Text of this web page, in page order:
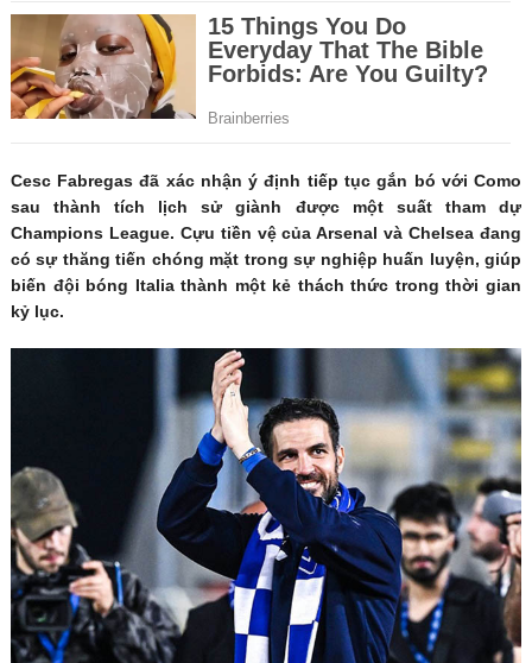
Cesc Fabregas đã xác nhận ý định tiếp tục gắn bó với Como
sau thành tích lịch sử giành được một suất tham dự
Champions League. Cựu tiền vệ của Arsenal và Chelsea đang
có sự thăng tiến chóng mặt trong sự nghiệp huấn luyện, giúp
biến đội bóng Italia thành một kẻ thách thức trong thời gian
kỷ lục.